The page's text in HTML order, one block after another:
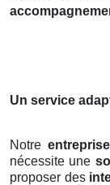
Un service
Notre entreprise
nécessite une
proposer des